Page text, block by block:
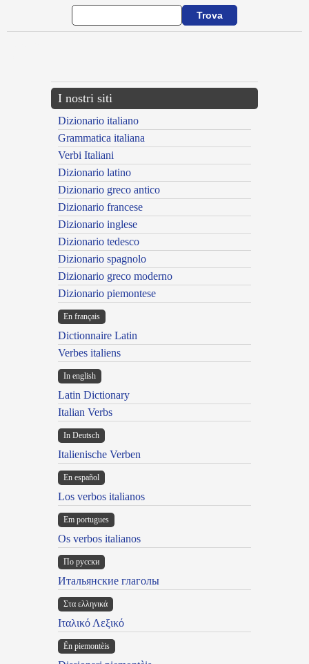
I nostri siti
Dizionario italiano
Grammatica italiana
Verbi Italiani
Dizionario latino
Dizionario greco antico
Dizionario francese
Dizionario inglese
Dizionario tedesco
Dizionario spagnolo
Dizionario greco moderno
Dizionario piemontese
En français
Dictionnaire Latin
Verbes italiens
In english
Latin Dictionary
Italian Verbs
In Deutsch
Italienische Verben
En español
Los verbos italianos
Em portugues
Os verbos italianos
По русски
Итальянские глаголы
Στα ελληνικά
Ιταλικό Λεξικό
Ën piemontèis